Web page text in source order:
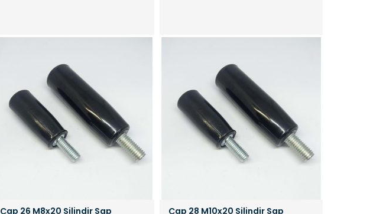
Çap 26 M8x20 Silindir Sap
Çap 28 M10x20 Silindir Sap